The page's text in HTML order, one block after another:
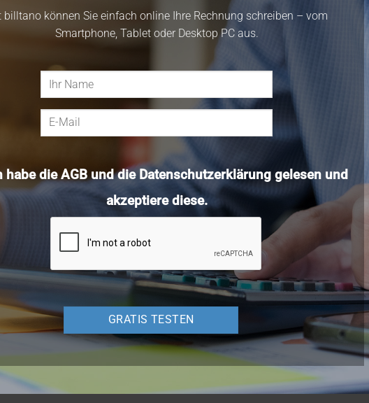
billtano können Sie einfach online Ihre Rechnung schreiben – vom
Smartphone, Tablet oder Desktop PC aus.
habe dieAGBund die Datenschutzerklärunggelesen und
akzeptiere diese.